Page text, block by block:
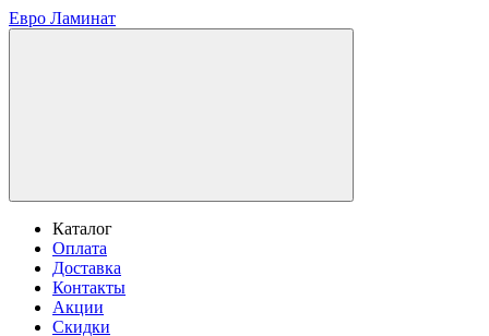
Евро Ламинат
Каталог
Оплата
Доставка
Контакты
Акции
Скидки